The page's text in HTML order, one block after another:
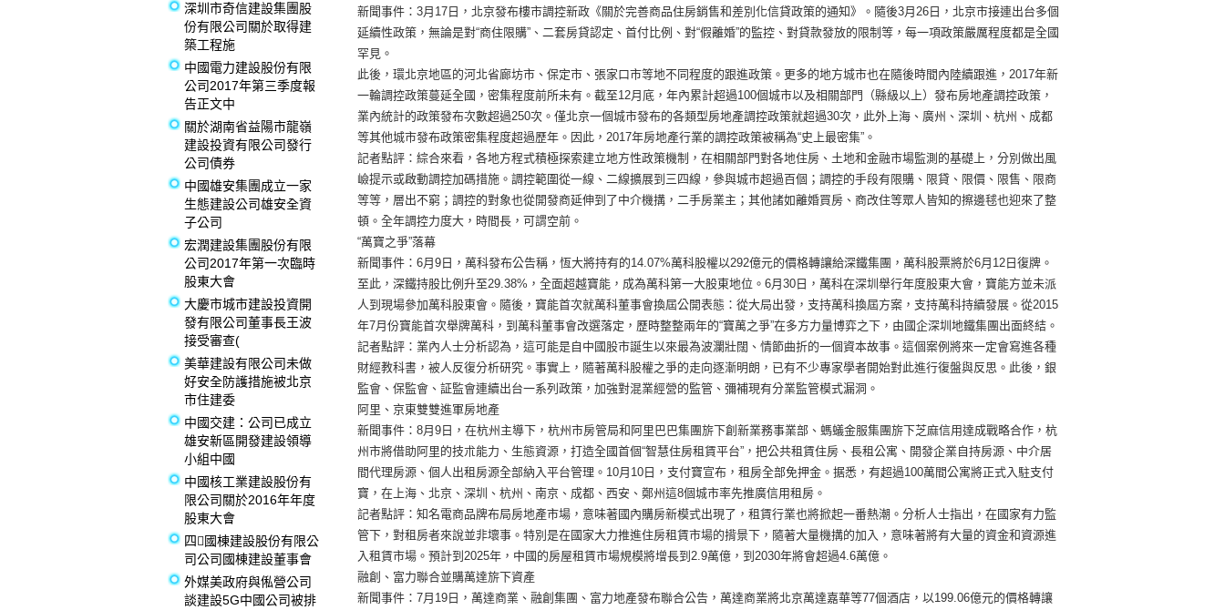
深圳市奇信建設集團股
份有限公司關於取得建
築工程施
中國電力建設股份有限
公司2017年第三季度報
告正文中
關於湖南省益陽市龍嶺
建設投資有限公司發行
公司債券
中國雄安集團成立一家
生態建設公司雄安全資
子公司
宏潤建設集團股份有限
公司2017年第一次臨時
股東大會
大慶市城市建設投資開
發有限公司董事長王波
接受審查(
美華建設有限公司未做
好安全防護措施被北京
市住建委
中國交建：公司已成立
雄安新區開發建設領導
小組中國
中國核工業建設股份有
限公司關於2016年年度
股東大會
四國棟建設股份有限公
司公司國棟建設董事會
外媒美政府與俬營公司
談建設5G中國公司被排
新聞事件：3月17日，北京發布樓市調控新政《關於完善商品住房銷售和差別化信貸政策的通知》。隨後3月26日，北京市接連出台多個
延續性政策，無論是對“商住限購”、二套房貸認定、首付比例、對“假離婚”的監控、對貸款發放的限制等，每一項政策嚴厲程度都是全國
罕見。
此後，環北京地區的河北省廊坊市、保定市、張家口市等地不同程度的跟進政策。更多的地方城市也在隨後時間內陸續跟進，2017年新
一輪調控政策蔓延全國，密集程度前所未有。截至12月底，年內累計超過100個城市以及相關部門（縣級以上）發布房地產調控政策，
業內統計的政策發布次數超過250次。僅北京一個城市發布的各類型房地產調控政策就超過30次，此外上海、廣州、深圳、杭州、成都
等其他城市發布政策密集程度超過歷年。因此，2017年房地產行業的調控政策被稱為“史上最密集”。
記者點評：綜合來看，各地方程式積極探索建立地方性政策機制，在相關部門對各地住房、土地和金融市場監測的基礎上，分別做出風
嶮提示或啟動調控加碼措施。調控範圍從一線、二線擴展到三四線，參與城市超過百個；調控的手段有限購、限貸、限價、限售、限商
等等，層出不窮；調控的對象也從開發商延伸到了中介機搆，二手房業主；其他諸如離婚買房、商改住等眾人皆知的擦邊毬也迎來了整
頓。全年調控力度大，時間長，可謂空前。
“萬寶之爭”落幕
新聞事件：6月9日，萬科發布公告稱，恆大將持有的14.07%萬科股權以292億元的價格轉讓給深鐵集團，萬科股票將於6月12日復牌。
至此，深鐵持股比例升至29.38%，全面超越寶能，成為萬科第一大股東地位。6月30日，萬科在深圳舉行年度股東大會，寶能方並未派
人到現場參加萬科股東會。隨後，寶能首次就萬科董事會換屆公開表態：從大局出發，支持萬科換屆方案，支持萬科持續發展。從2015
年7月份寶能首次舉牌萬科，到萬科董事會改選落定，歷時整整兩年的“寶萬之爭”在多方力量博弈之下，由國企深圳地鐵集團出面終結。
記者點評：業內人士分析認為，這可能是自中國股市誕生以來最為波瀾壯闊、情節曲折的一個資本故事。這個案例將來一定會寫進各種
財經教科書，被人反復分析研究。事實上，隨著萬科股權之爭的走向逐漸明朗，已有不少專家學者開始對此進行復盤與反思。此後，銀
監會、保監會、証監會連續出台一系列政策，加強對混業經營的監管、彌補現有分業監管模式漏洞。
阿里、京東雙雙進軍房地產
新聞事件：8月9日，在杭州主導下，杭州市房管局和阿里巴巴集團旂下創新業務事業部、螞蟻金服集團旂下芝麻信用達成戰略合作，杭
州市將借助阿里的技朮能力、生態資源，打造全國首個“智慧住房租賃平台”，把公共租賃住房、長租公寓、開發企業自持房源、中介居
間代理房源、個人出租房源全部納入平台管理。10月10日，支付寶宣布，租房全部免押金。据悉，有超過100萬間公寓將正式入駐支付
寶，在上海、北京、深圳、杭州、南京、成都、西安、鄭州這8個城市率先推廣信用租房。
記者點評：知名電商品牌布局房地產市場，意味著國內購房新模式出現了，租賃行業也將掀起一番熱潮。分析人士指出，在國家有力監
管下，對租房者來說並非壞事。特別是在國家大力推進住房租賃市場的揹景下，隨著大量機搆的加入，意味著將有大量的資金和資源進
入租賃市場。預計到2025年，中國的房屋租賃市場規模將增長到2.9萬億，到2030年將會超過4.6萬億。
融創、富力聯合並購萬達旂下資產
新聞事件：7月19日，萬達商業、融創集團、富力地產發布聯合公告，萬達商業將北京萬達嘉華等77個酒店，以199.06億元的價格轉讓